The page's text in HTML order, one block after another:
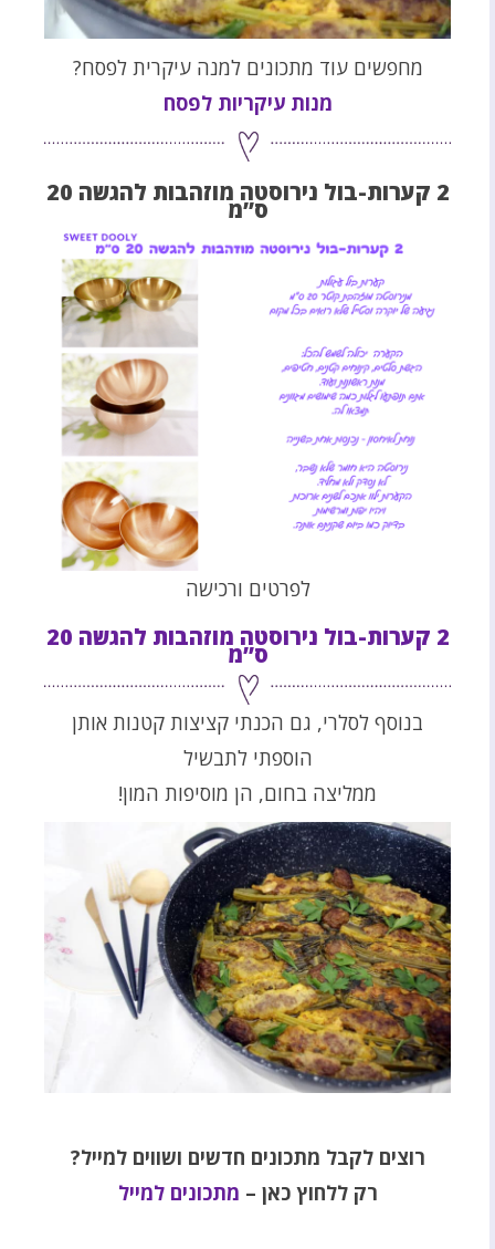
מחפשים עוד מתכונים למנה עיקרית לפסח?
מנות עיקריות לפסח
2 קערות-בול נירוסטה מוזהבות להגשה 20
ס”מ
לפרטים ורכישה
2 קערות-בול נירוסטה מוזהבות להגשה 20
ס”מ
בנוסף לסלרי, גם הכנתי קציצות קטנות אותן
הוספתי לתבשיל
ממליצה בחום, הן מוסיפות המון!
רוצים לקבל מתכונים חדשים ושווים למייל?
רק ללחוץ כאן – מתכונים למייל